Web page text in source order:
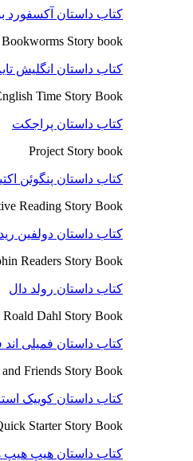
کتاب داستان آکسفورد
Story book
کتاب داستان انگلیش
Time Story Book
کتاب داستان پراجکت
Project Story book
کتاب داستان پنگوئن
Reading Story Book
کتاب داستان دولفین
Readers Story Book
کتاب داستان رولد دال
Roald Dahl Story Book
کتاب داستان فمیلی اند
Friends Story Book
کتاب داستان کوییک
Starter Story Book
کتاب داستان هیپ هیپ